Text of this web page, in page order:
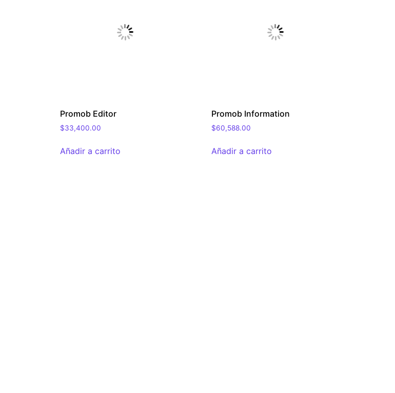
Promob Editor
$33,400.00
Añadir a carrito
Promob Information
$60,588.00
Añadir a carrito